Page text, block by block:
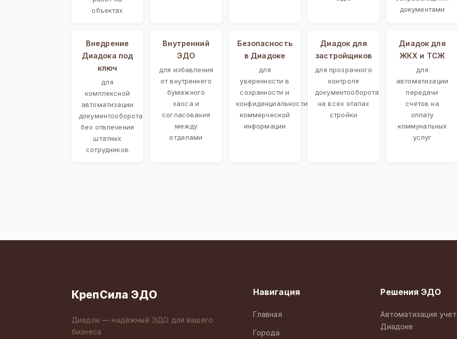
объектах
документами
Внедрение
Диадока под
ключ
для
комплексной
автоматизации
документооборота
без отвлечения
штатных
сотрудников
Внутренний
ЭДО
для избавления
от внутреннего
бумажного
хаоса и
согласования
между
отделами
Безопасность
в Диадоке
для
уверенности в
сохранности и
конфиденциальности
коммерческой
информации
Диадок для
застройщиков
для прозрачного
контроля
документооборота
на всех этапах
стройки
Диадок для
ЖКХ и ТСЖ
для
автоматизации
передачи
счетов на
оплату
коммунальных
услуг
КрепСила ЭДО
Диадок — надёжный ЭДО для вашего
бизнеса
Навигация
Главная
Города
Решения ЭДО
Автоматизация
Диадоке